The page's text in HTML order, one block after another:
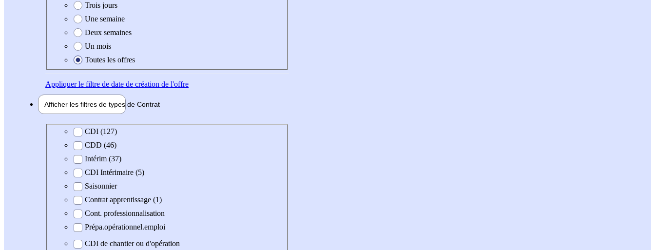
Trois jours
Une semaine
Deux semaines
Un mois
Toutes les offres
Appliquerle filtre de date de création de l'offre
Afficher les filtres de types de Contrat
Type de contratCDI (127)
CDD (46)
Intérim (37)
CDI Intérimaire (5)
Saisonnier
Contrat apprentissage (1)
Cont. professionnalisation
Prépa.opérationnel.emploi
CDI de chantier ou d'opération